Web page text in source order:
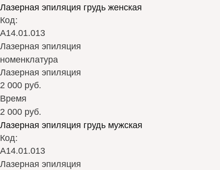
Лазерная эпиляция грудь женская
Код:
А14.01.013
Лазерная эпиляция
номенклатура
Лазерная эпиляция
2 000 руб.
Время
2 000 руб.
Лазерная эпиляция грудь мужская
Код:
А14.01.013
Лазерная эпиляция